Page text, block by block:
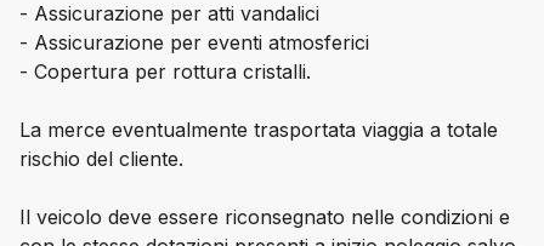
- Assicurazione per atti vandalici
- Assicurazione per eventi atmosferici
- Copertura per rottura cristalli.
La merce eventualmente trasportata viaggia a totale
rischio del cliente.
Il veicolo deve essere riconsegnato nelle condizioni e